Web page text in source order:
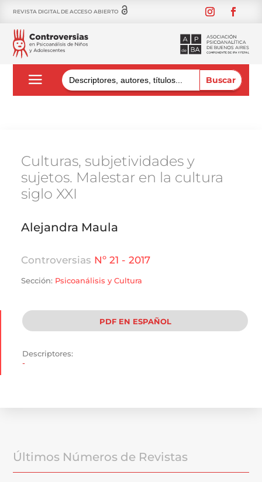
REVISTA DIGITAL DE ACCESO ABIERTO
Buscar:
Culturas, subjetividades y
sujetos. Malestar en la cultura
siglo XXI
Alejandra Maula
Controversias Nº 21 - 2017
Sección: Psicoanálisis y Cultura
PDF EN ESPAÑOL
Descriptores:
-
Últimos Números de Revistas